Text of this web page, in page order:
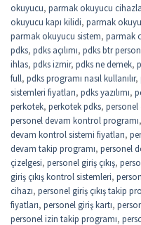
okuyucu, parmak okuyucu
okuyucu kapı kilidi, parmak
parmak okuyucu sistem, parmak
pdks, pdks açılımı, pdks btr
ihlas, pdks izmir, pdks ne demek,
full, pdks programı nasıl kullanılır,
sistemleri fiyatları, pdks yazılımı,
perkotek, perkotek pdks, personel
personel devam kontrol programı,
devam kontrol sistemi fiyatları,
devam takip programı, personel
çizelgesi, personel giriş çıkış,
giriş çıkış kontrol sistemleri,
cihazı, personel giriş çıkış takip
fiyatları, personel giriş kartı,
personel izin takip programı,